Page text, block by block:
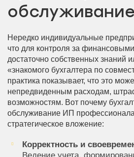
Нередко индивидуальные
что для контроля за
достаточно собственных знаний
«знакомого бухгалтера по
практика показывает, что это
непредвиденным расходам,
возможностям. Вот почему
обслуживание ИП
стратегическое вложение:
Корректность и